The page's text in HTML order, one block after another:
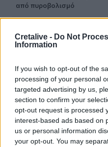
Cretalive - Do Not
Information
If you wish to opt-out of the
processing of your personal
targeted advertising by us,
section to confirm your
opt-out request is processed
interest-based ads based on
us or personal information
your opt-out. You may
από πυροβολισμό
Το μαρτύριο της σταγόνας
χωρίς νερό!
17:51
Πεζοπορία από τη Μίλατο
17:45
Σκέψεις για απευθείας
Ηρακλείου με την Ινδία!
17:38